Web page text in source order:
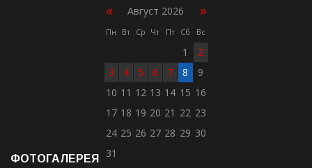
« Август 2026 »
Пн Вт Ср Чт Пт Сб Вс
1
2
3
4 5 6 7 8
9
10 11 12 13 14 15 16
17 18 19 20 21 22 23
24 25 26 27 28 29 30
31
ФОТОГАЛЕРЕЯ